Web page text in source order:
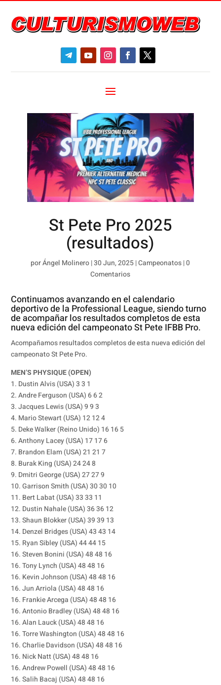
St Pete Pro 2025
(resultados)
porÁngel Molinero|30 Jun, 2025|Campeonatos|0
Comentarios
Continuamos avanzando en el calendario
deportivo de la Professional League, siendo turno
de acompañar los resultados completos de esta
nueva edición del campeonato St Pete IFBB Pro.
Acompañamos resultados completos de esta nueva edición del
campeonato St Pete Pro.
MEN’S PHYSIQUE (OPEN)
1. Dustin Alvis (USA) 3 3 1
2. Andre Ferguson (USA) 6 6 2
3. Jacques Lewis (USA) 9 9 3
4. Mario Stewart (USA) 12 12 4
5. Deke Walker (Reino Unido) 16 16 5
6. Anthony Lacey (USA) 17 17 6
7. Brandon Elam (USA) 21 21 7
8. Burak King (USA) 24 24 8
9. Dmitri George (USA) 27 27 9
10. Garrison Smith (USA) 30 30 10
11. Bert Labat (USA) 33 33 11
12. Dustin Nahale (USA) 36 36 12
13. Shaun Blokker (USA) 39 39 13
14. Denzel Bridges (USA) 43 43 14
15. Ryan Sibley (USA) 44 44 15
16. Steven Bonini (USA) 48 48 16
16. Tony Lynch (USA) 48 48 16
16. Kevin Johnson (USA) 48 48 16
16. Jun Arriola (USA) 48 48 16
16. Frankie Arcega (USA) 48 48 16
16. Antonio Bradley (USA) 48 48 16
16. Alan Lauck (USA) 48 48 16
16. Torre Washington (USA) 48 48 16
16. Charlie Davidson (USA) 48 48 16
16. Nick Natt (USA) 48 48 16
16. Andrew Powell (USA) 48 48 16
16. Salih Bacaj (USA) 48 48 16